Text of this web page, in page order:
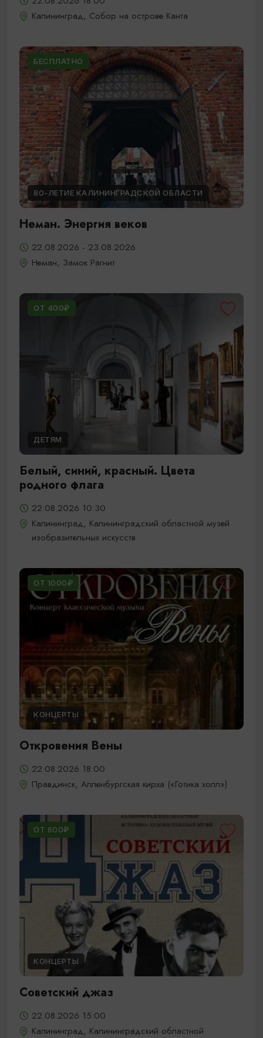
Калининград, Собор на острове Канта
БЕСПЛАТНО
80-ЛЕТИЕ КАЛИНИНГРАДСКОЙ ОБЛАСТИ
Неман. Энергия веков
22.08.2026 - 23.08.2026
Неман, Замок Рагнит
ОТ 400₽
ДЕТЯМ
Белый, синий, красный. Цвета
родного флага
22.08.2026 10:30
Калининград, Калининградский областной музей
изобразительных искусств
ОТ 1000₽
КОНЦЕРТЫ
Откровения Вены
22.08.2026 18:00
Правдинск, Алленбургская кирха («Готика холл»)
ОТ 600₽
КОНЦЕРТЫ
Советский джаз
22.08.2026 15:00
Калининград, Калининградский областной